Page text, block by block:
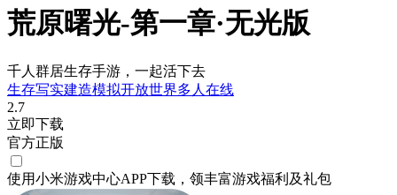
荒原曙光-第一章·无光版
千人群居生存手游，一起活下去
生存写实建造模拟开放世界多人在线
2.7
立即下载
官方正版
使用小米游戏中心APP下载 ，领丰富游戏福利 及礼包